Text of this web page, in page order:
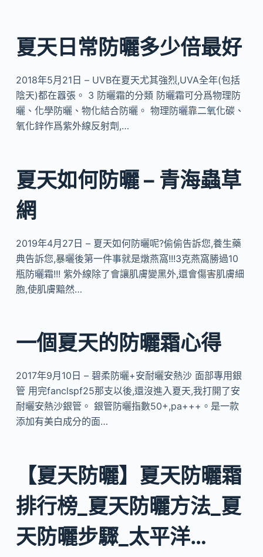
夏天日常防曬多少倍最好
2018年5月21日 – UVB在夏天尤其強烈,UVA全年(包括
陰天)都在囂張。 3 防曬霜的分類 防曬霜可分爲物理防
曬、化學防曬、物化結合防曬。 物理防曬靠二氧化碳、
氧化鋅作爲紫外線反射劑,…
夏天如何防曬 – 青海蟲草
網
2019年4月27日 – 夏天如何防曬呢?偷偷告訴您,養生藥
典告訴您,暴曬後第一件事就是燉燕窩!!!3克燕窩勝過10
瓶防曬霜!!! 紫外線除了會讓肌膚變黑外,還會傷害肌膚細
胞,使肌膚黯然…
一個夏天的防曬霜心得
2017年9月10日 – 碧柔防曬+安耐曬安熱沙 面部專用銀
管 用完fanclspf25那支以後,還沒進入夏天,我打開了安
耐曬安熱沙銀管。 銀管防曬指數50+,pa+++。是一款
添加有美白成分的面…
【夏天防曬】夏天防曬霜
排行榜_夏天防曬方法_夏
天防曬步驟_太平洋…